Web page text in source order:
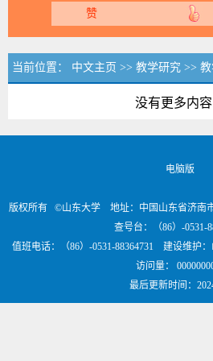
赞
当前位置： 中文主页 >> 教学研究 >>
没有更多内
电脑版
版权所有 ©山东大学 地址：中国山东省济南
查号台：（86）-0531-
值班电话：（86）-0531-88364731 建设维
访问量：
最后更新时间：